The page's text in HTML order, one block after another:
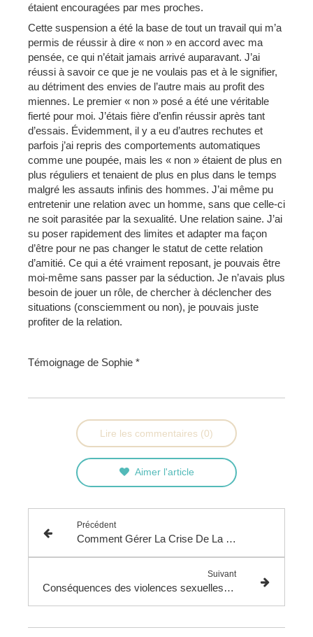
étaient encouragées par mes proches.
Cette suspension a été la base de tout un travail qui m’a
permis de réussir à dire « non » en accord avec ma
pensée, ce qui n’était jamais arrivé auparavant. J’ai
réussi à savoir ce que je ne voulais pas et à le signifier,
au détriment des envies de l’autre mais au profit des
miennes. Le premier « non » posé a été une véritable
fierté pour moi. J’étais fière d’enfin réussir après tant
d’essais. Évidemment, il y a eu d’autres rechutes et
parfois j’ai repris des comportements automatiques
comme une poupée, mais les « non » étaient de plus en
plus réguliers et tenaient de plus en plus dans le temps
malgré les assauts infinis des hommes. J’ai même pu
entretenir une relation avec un homme, sans que celle-ci
ne soit parasitée par la sexualité. Une relation saine. J’ai
su poser rapidement des limites et adapter ma façon
d’être pour ne pas changer le statut de cette relation
d’amitié. Ce qui a été vraiment reposant, je pouvais être
moi-même sans passer par la séduction. Je n’avais plus
besoin de jouer un rôle, de chercher à déclencher des
situations (consciemment ou non), je pouvais juste
profiter de la relation.
Témoignage de Sophie *
Lire les commentaires (0)
Aimer l'article
Précédent
Comment Gérer La Crise De La Quarantaine Quand On Est Une Femme
Suivant
Conséquences des violences sexuelles dans l’enfance sur la sexualité adulte